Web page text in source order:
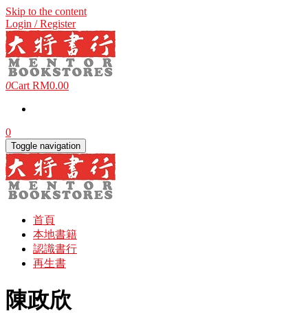
Skip to the content
Login / Register
0Cart RM0.00
0
Toggle navigation
首頁
本地書籍
認識書行
再生書
陳政欣